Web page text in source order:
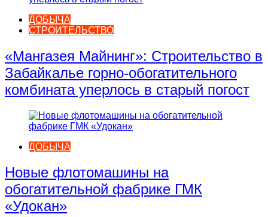
ДОБЫЧА
СТРОИТЕЛЬСТВО
«Мангазея Майнинг»: Строительство в
Забайкалье горно-обогатительного
комбината уперлось в старый погост
ДОБЫЧА
Новые флотомашины на
обогатительной фабрике ГМК
«Удокан»